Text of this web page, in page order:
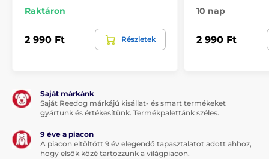
Raktáron
2 990 Ft Részletek
10 nap
2 990 Ft
Saját márkánk
Saját Reedog márkájú kisállat- és smart termékeket
gyártunk és értékesítünk. Termékpalettánk széles.
9 éve a piacon
A piacon eltöltött 9 év elegendő tapasztalatot adott ahhoz,
hogy elsők közé tartozzunk a világpiacon.